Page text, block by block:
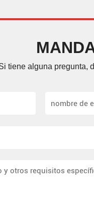
tiene alguna pregunta,